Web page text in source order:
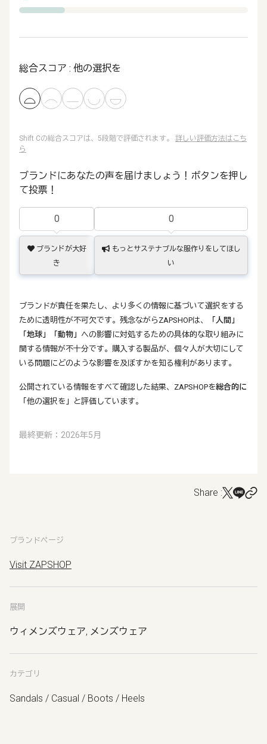
総合スコア : 他の選択を
Shift Cの総合スコアは、5段階で評価されます。 詳しい評価方法はこち
ら
ブランドにあなたの声を届けましょう！ボタンを押し
て投票！
0
ブランドが大好
き
0
もっとサステナブルな服作りをしてほし
い
ブランドが責任を果たし、より多くの情報に基づいて選択をする
ために透明性が不可欠です。残念ながらZAPSHOPは、
「人間」
「地球」
「動物」 への影響に対処するための具体的な取り組みに
関する情報が不十分です。購入する製品が、個々人が大切にして
いる問題にどのような影響を及ぼすかを知る権利があります。
公開されている情報をすべて確認した結果、ZAPSHOPを総合的に
「他の選択を」と評価しています。
最終更新：2026年5月
Share :
ブランドページ
Visit ZAPSHOP
展開
ウィメンズウェア, メンズウェア
カテゴリ
Sandals / Casual / Boots / Heels